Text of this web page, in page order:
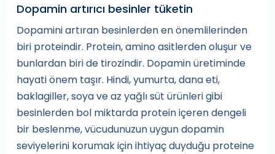
Dopamin artırıcı besinler tüketin
Dopamini artıran besinlerden en önemlilerinden
biri proteindir. Protein, amino asitlerden oluşur ve
bunlardan biri de tirozindir. Dopamin üretiminde
hayati önem taşır. Hindi, yumurta, dana eti,
baklagiller, soya ve az yağlı süt ürünleri gibi
besinlerden bol miktarda protein içeren dengeli
bir beslenme, vücudunuzun uygun dopamin
seviyelerini korumak için ihtiyaç duyduğu proteine